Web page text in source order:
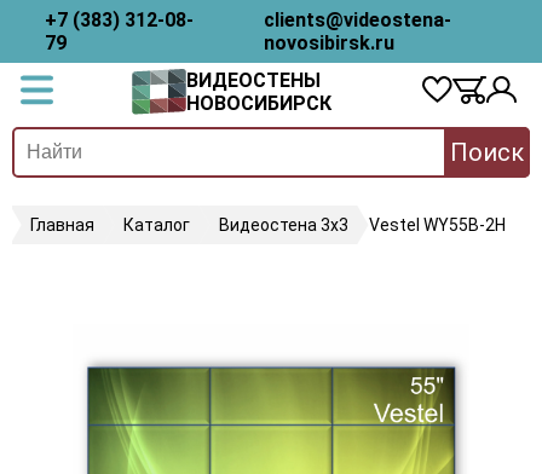
+7 (383) 312-08-
79
clients@videostena-
novosibirsk.ru
ВИДЕОСТЕНЫ
НОВОСИБИРСК
Поиск
Главная Каталог Видеостена 3х3 Vestel WY55B-2H